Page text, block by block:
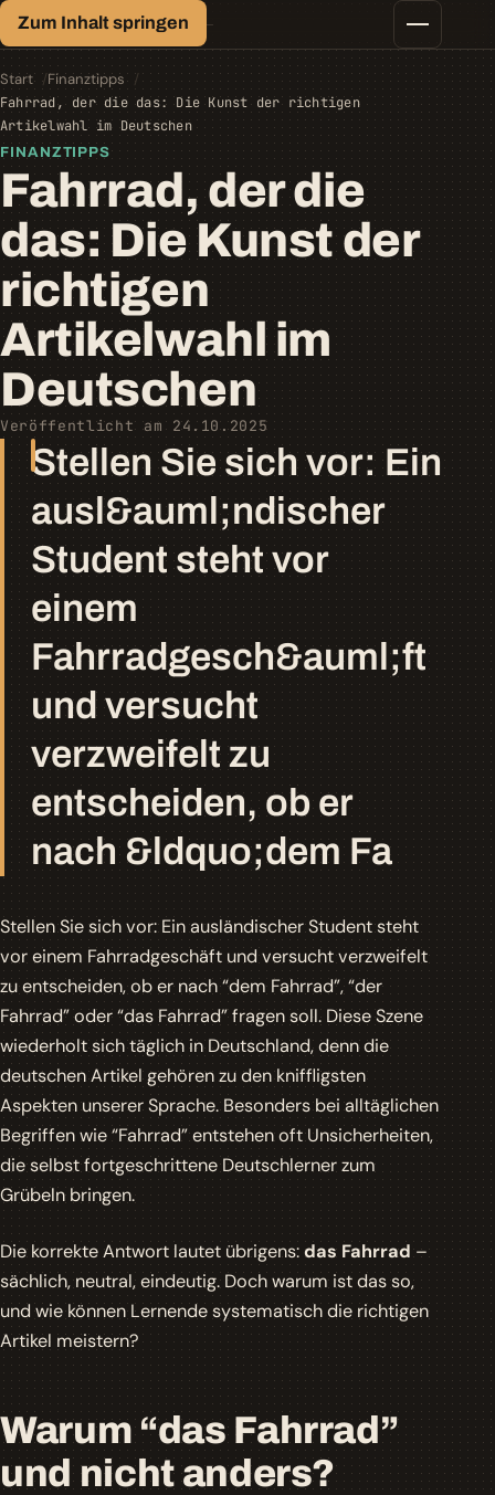
Zum Inhalt springen
Finanz-Lexikon
Geld, einfach erklärt.
Finanztipps
Kredite
Geld-/Vermögensanlage
Krypto
Steuern
Start Finanztipps
Fahrrad, der die das: Die Kunst der richtigen
Artikelwahl im Deutschen
FINANZTIPPS
Fahrrad, der die
das: Die Kunst der
richtigen
Artikelwahl im
Deutschen
Veröffentlicht am 24.10.2025
Stellen Sie sich vor: Ein
ausl&auml;ndischer
Student steht vor
einem
Fahrradgesch&auml;ft
und versucht
verzweifelt zu
entscheiden, ob er
nach &ldquo;dem Fa
Stellen Sie sich vor: Ein ausländischer Student steht
vor einem Fahrradgeschäft und versucht verzweifelt
zu entscheiden, ob er nach“dem Fahrrad”,“der
Fahrrad”oder“das Fahrrad”fragen soll. Diese Szene
wiederholt sich täglich in Deutschland, denn die
deutschen Artikel gehören zu den kniffligsten
Aspekten unserer Sprache. Besonders bei alltäglichen
Begriffen wie “Fahrrad” entstehen oft Unsicherheiten,
die selbst fortgeschrittene Deutschlerner zum
Grübeln bringen.
Die korrekte Antwort lautet übrigens:das Fahrrad–
sächlich, neutral, eindeutig. Doch warum ist das so,
und wie können Lernende systematisch die richtigen
Artikel meistern?
Warum “das Fahrrad”
und nicht anders?